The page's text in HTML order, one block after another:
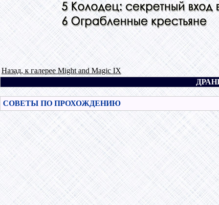
Назад, к галерее Might and Magic IX
СОВЕТЫ ПО ПРОХОЖДЕНИЮ